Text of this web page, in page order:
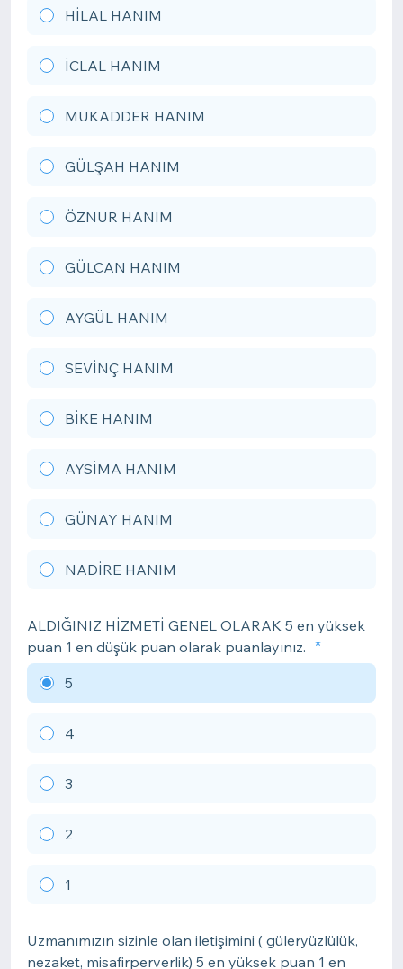
HİLAL HANIM
İCLAL HANIM
MUKADDER HANIM
GÜLŞAH HANIM
ÖZNUR HANIM
GÜLCAN HANIM
AYGÜL HANIM
SEVİNÇ HANIM
BİKE HANIM
AYSİMA HANIM
GÜNAY HANIM
NADİRE HANIM
ALDIĞINIZ HİZMETİ GENEL OLARAK 5 en yüksek
puan 1 en düşük puan olarak puanlayınız.
5
4
3
2
1
Uzmanımızın sizinle olan iletişimini ( güleryüzlülük,
nezaket, misafirperverlik) 5 en yüksek puan 1 en